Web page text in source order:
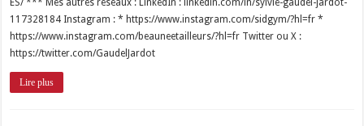
ES/ *** Mes autres réseaux : LinkedIn : linkedin.com/in/sylvie-gaudel-jardot-
117328184 Instagram : * https://www.instagram.com/sidgym/?hl=fr *
https://www.instagram.com/beauneetailleurs/?hl=fr Twitter ou X :
https://twitter.com/GaudelJardot
Lire plus